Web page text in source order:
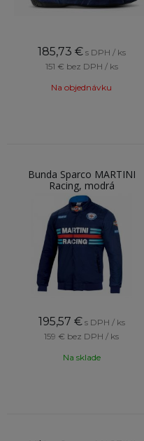
185,73 € s DPH / ks
151 € bez DPH / ks
Na objednávku
Bunda Sparco MARTINI
Racing, modrá
195,57 € s DPH / ks
159 € bez DPH / ks
Na sklade